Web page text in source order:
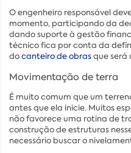
O engenheiro responsável
momento, participando da
dando suporte à gestão
técnico fica por conta da
docanteiro de obrasque será
Movimentação de terra
É muito comum que um
antes que ela inicie. Muitos
não favorece uma rotina de
construção de estruturas
necessário buscar o